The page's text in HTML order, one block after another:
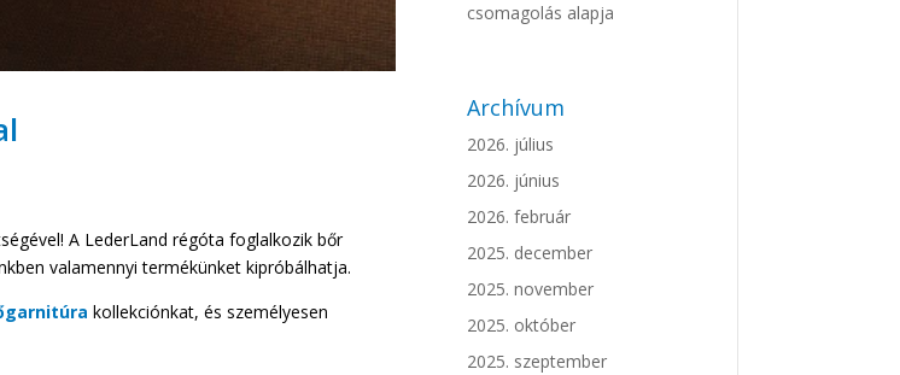
A LederLand régóta foglalkozik bőr
valamennyi termékünket kipróbálhatja.
kollekciónkat, és személyesen
csomagolás alapja
Archívum
2026. július
2026. június
2026. február
2025. december
2025. november
2025. október
2025. szeptember